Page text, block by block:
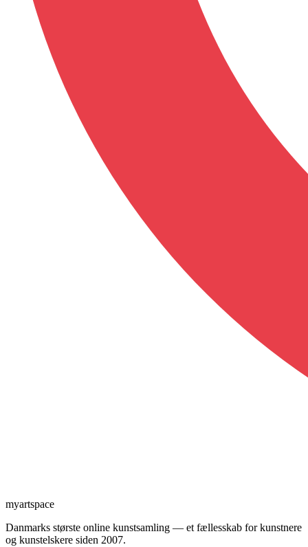
myartspace
Danmarks største online kunstsamling — et fællesskab for kunstnere
og kunstelskere siden 2007.